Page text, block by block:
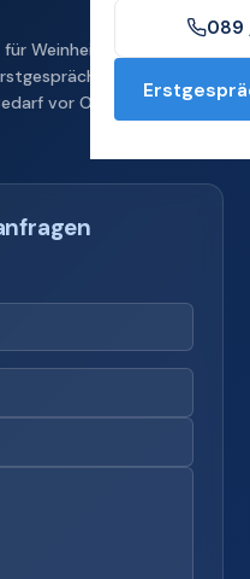
089
Weinheim
vor Ort